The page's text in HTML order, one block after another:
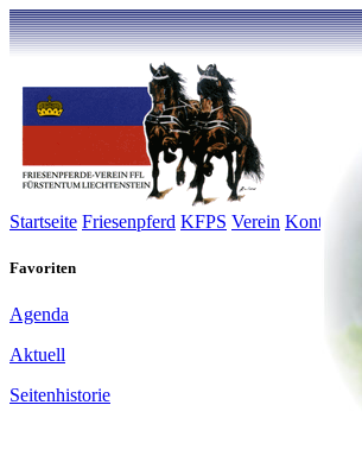
Startseite Friesenpferd KFPS Verein Kontakt
Favoriten
Agenda
Aktuell
Seitenhistorie